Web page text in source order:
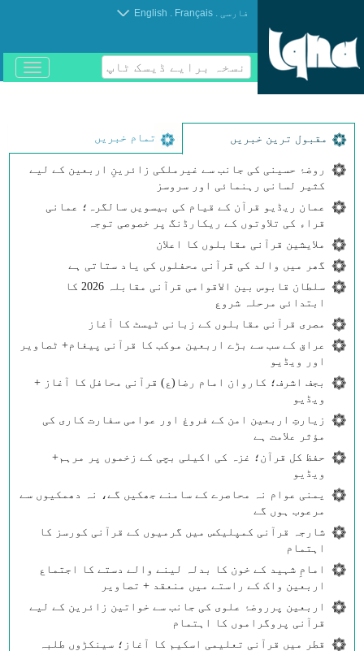
فارسی .
Français
.
English
نسخہ برایے ڈیسک ٹاپ
باز
و
مقبول ترین خبریں تمام خبریں
روضۂ حسینی کی جانب سے غیرملکی زائرینِ اربعین کے لیے
کثیر لسانی رہنمائی اور سروسز
عمان ریڈیو قرآن کے قیام کی بیسویں سالگرہ؛ عمانی
قراء کی تلاوتوں کے ریکارڈنگ پر خصوصی توجہ
ملایشین قرآنی مقابلوں کا اعلان
گھر میں والد کی قرآنی محفلوں کی یاد ستاتی ہے
سلطان قابوس بین الاقوامی قرآنی مقابلہ 2026 کا
ابتدائی مرحلہ شروع
مصری قرآنی مقابلوں کے زبانی ٹیسٹ کا آغاز
عراق کے سب سے بڑے اربعین موکب کا قرآنی پیغام+ ٹصاویر
اور ویڈیو
بجف اشرف؛ کاروان امام رضا(ع) قرآنی محافل کا آغاز +
ویڈیو
زیارتِ اربعین امن کے فروغ اور عوامی سفارت کاری کی
مؤثر علامت ہے
حفظ کل قرآن؛ غزہ کی اکیلی بچی کے زخموں پر مرہم+
ویڈیو
یمنی عوام نہ محاصرے کے سامنے جھکیں گے، نہ دھمکیوں سے
مرعوب ہوں گے
شارجہ قرآنی کمپلیکس میں گرمیوں کے قرآنی کورسز کا
اہتمام
امامِ شہید کے خون کا بدلہ لینے والے دستے کا اجتماع
اربعین واک کے راستے میں منعقد + تصاویر
اربعین پرروضۂ علوی کی جانب سے خواتین زائرین کے لیے
قرآنی پروگراموں کا اہتمام
قطر میں قرآنی تعلیمی اسکیم کا آغاز؛ سینکڑوں طلبہ